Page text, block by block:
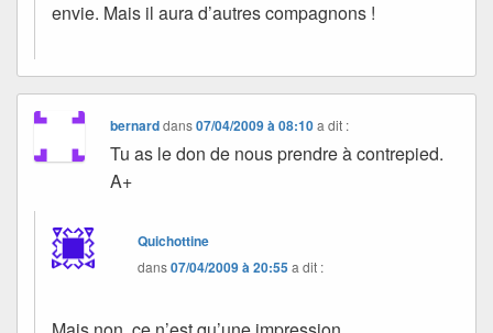
envie. Mais il aura d’autres compagnons !
bernarddans07/04/2009 à 08:10 a dit :
Tu as le don de nous prendre à contrepied.
A+
Quichottine
dans07/04/2009 à 20:55a dit :